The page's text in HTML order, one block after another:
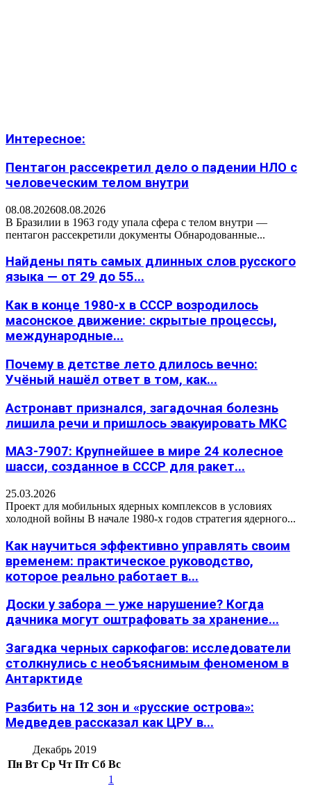
Интересное:
Пентагон рассекретил дело о падении НЛО с
человеческим телом внутри
08.08.202608.08.2026
В Бразилии в 1963 году упала сфера с телом внутри —
пентагон рассекретили документы Обнародованные...
Найдены пять самых длинных слов русского
языка — от 29 до 55...
Как в конце 1980-х в СССР возродилось
масонское движение: скрытые процессы,
международные...
Почему в детстве лето длилось вечно:
Учёный нашёл ответ в том, как...
Астронавт признался, загадочная болезнь
лишила речи и пришлось эвакуировать МКС
МАЗ-7907: Крупнейшее в мире 24 колесное
шасси, созданное в СССР для ракет...
25.03.2026
Проект для мобильных ядерных комплексов в условиях
холодной войны В начале 1980-х годов стратегия ядерного...
Как научиться эффективно управлять своим
временем: практическое руководство,
которое реально работает в...
Доски у забора — уже нарушение? Когда
дачника могут оштрафовать за хранение...
Загадка черных саркофагов: исследователи
столкнулись с необъяснимым феноменом в
Антарктиде
Разбить на 12 зон и «русские острова»:
Медведев рассказал как ЦРУ в...
Декабрь 2019
Пн Вт Ср Чт Пт Сб Вс
1